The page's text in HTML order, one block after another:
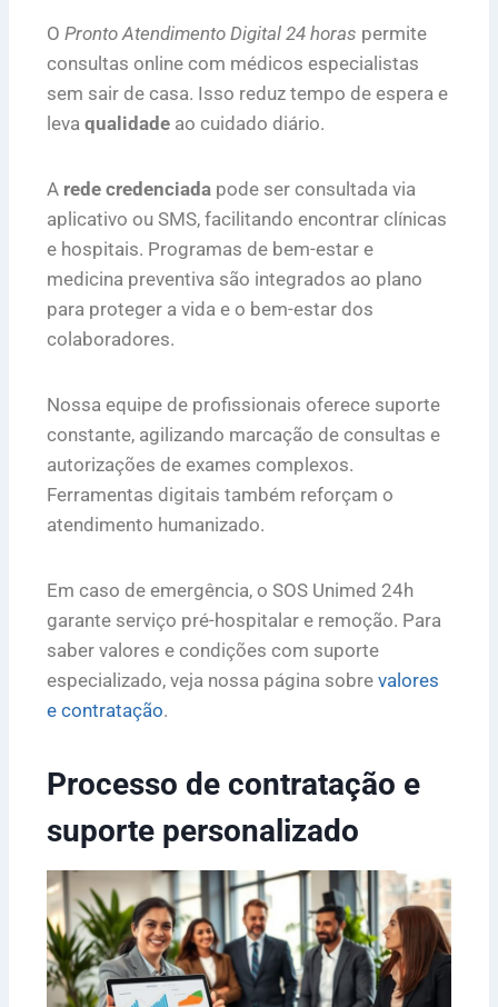
O Pronto Atendimento Digital 24 horas permite
consultas online com médicos especialistas
sem sair de casa. Isso reduz tempo de espera e
leva qualidade ao cuidado diário.
A rede credenciada pode ser consultada via
aplicativo ou SMS, facilitando encontrar clínicas
e hospitais. Programas de bem-estar e
medicina preventiva são integrados ao plano
para proteger a vida e o bem-estar dos
colaboradores.
Nossa equipe de profissionais oferece suporte
constante, agilizando marcação de consultas e
autorizações de exames complexos.
Ferramentas digitais também reforçam o
atendimento humanizado.
Em caso de emergência, o SOS Unimed 24h
garante serviço pré-hospitalar e remoção. Para
saber valores e condições com suporte
especializado, veja nossa página sobre valores
e contratação.
Processo de contratação e
suporte personalizado